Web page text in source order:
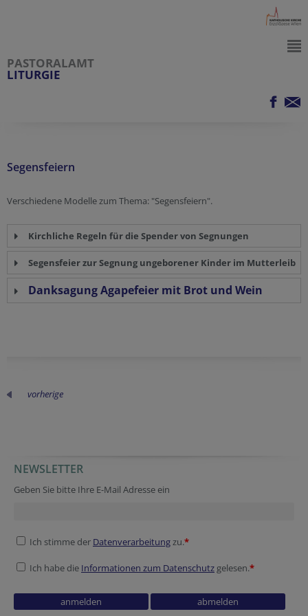
PASTORALAMT
LITURGIE
Segensfeiern
Verschiedene Modelle zum Thema: "Segensfeiern".
Kirchliche Regeln für die Spender von Segnungen
Segensfeier zur Segnung ungeborener Kinder im Mutterleib
Danksagung Agapefeier mit Brot und Wein
vorherige
Verification code
Homepage
Company website
NEWSLETTER
Geben Sie bitte Ihre E-Mail Adresse ein
Ich stimme der Datenverarbeitungzu.*
Ich habe die Informationen zum Datenschutz gelesen.*